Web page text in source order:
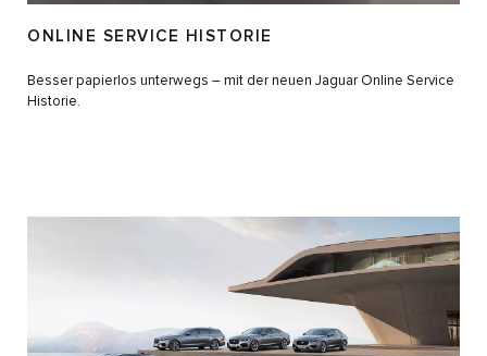
ONLINE SERVICE HISTORIE
Besser papierlos unterwegs – mit der neuen Jaguar Online Service
Historie.